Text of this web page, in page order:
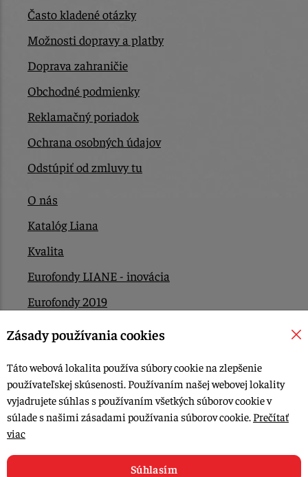
Často kladené otázky
Možnosti dopravy a platby
Doprava zahraničie
Obchodné podmienky
Reklamačný poriadok
Ochrana osobných údajov
Odstúpiť od zmluvy tu
O nás
Katalóg Liana
Kvalita
Eurofondy LIANE - inovácia
Eurofondy 2019
Eurofondy 2022/2023
Kontakt
© 2015-2026, LIANA GOLIAŠ s.r.o. všetky práva vyhradené.
Upraviť nastavenia Cookies
Zásady používania cookies
Táto webová lokalita používa súbory cookie na zlepšenie
používateľskej skúsenosti. Používaním našej webovej lokality
vyjadrujete súhlas s používaním všetkých súborov cookie v
súlade s našimi zásadami používania súborov cookie. Prečítať
viac
Súhlasím